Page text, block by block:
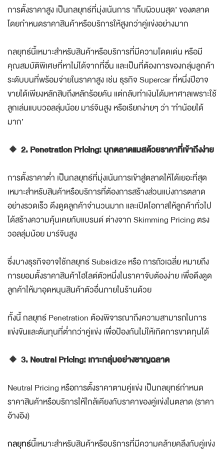
การตั้งราคาสูง เป็นกลยุทธ์ที่มุ่งเน้นการ ‘เก็บผิวบนสุด’ ของตลาด
โดยกำหนดราคาสินค้าหรือบริการให้สูงกว่าคู่แข่งอย่างมาก
กลยุทธ์นี้เหมาะสำหรับสินค้าหรือบริการที่มีความโดดเด่น หรือมี
คุณสมบัติพิเศษที่หาไม่ได้จากที่อื่น และเป็นที่ต้องการของกลุ่มลูกค้า
ระดับบนที่พร้อมจ่ายในราคาสูง เช่น ธุรกิจ Supercar ที่หนึ่งปีอาจ
ขายได้เพียงหลักสิบถึงหลักร้อยคัน แต่กลับทำเงินได้มหาศาลเพราะใช้
ลูกเล่นแบบวอลลุ่มน้อย มาร์จินสูง หรือเรียกง่ายๆ ว่า ‘ทำน้อยได้
มาก’
🔸 2. Penetration Pricing: บุกตลาดแมสด้วยราคาที่เข้าถึงง่าย
การตั้งราคาต่ำ เป็นกลยุทธ์ที่มุ่งเน้นการเข้าสู่ตลาดให้ได้เยอะที่สุด
เหมาะสำหรับสินค้าหรือบริการที่ต้องการสร้างส่วนแบ่งการตลาด
อย่างรวดเร็ว ดึงดูดลูกค้าจำนวนมาก และเปิดโอกาสให้ลูกค้าทั่วไป
ได้สร้างความคุ้นเคยกับแบรนด์ ต่างจาก Skimming Pricing ตรง
วอลลุ่มน้อย มาร์จินสูง
ซึ่งบางธุรกิจอาจใช้กลยุทธ์ Subsidize หรือ การถัวเฉลี่ย หมายถึง
การยอมตั้งราคาสินค้าไฮไลต์ตัวหนึ่งในราคาจับต้องง่าย เพื่อดึงดูด
ลูกค้าให้มาอุดหนุนสินค้าตัวอื่นภายในร้านด้วย
ทั้งนี้ กลยุทธ์ Penetration ต้องพิจารณาถึงความสามารถในการ
แข่งขันและต้นทุนที่ต่ำกว่าคู่แข่ง เพื่อป้องกันไม่ให้เกิดการขาดทุนได้
🔸 3. Neutral Pricing: เกาะกลุ่มอย่างชาญฉลาด
Neutral Pricing หรือการตั้งราคาตามคู่แข่ง เป็นกลยุทธ์กำหนด
ราคาสินค้าหรือบริการให้ใกล้เคียงกับราคาของคู่แข่งในตลาด (ราคา
อ้างอิง)
กลยุทธ์นี้เหมาะสำหรับสินค้าหรือบริการที่มีความคล้ายคลึงกับคู่แข่ง